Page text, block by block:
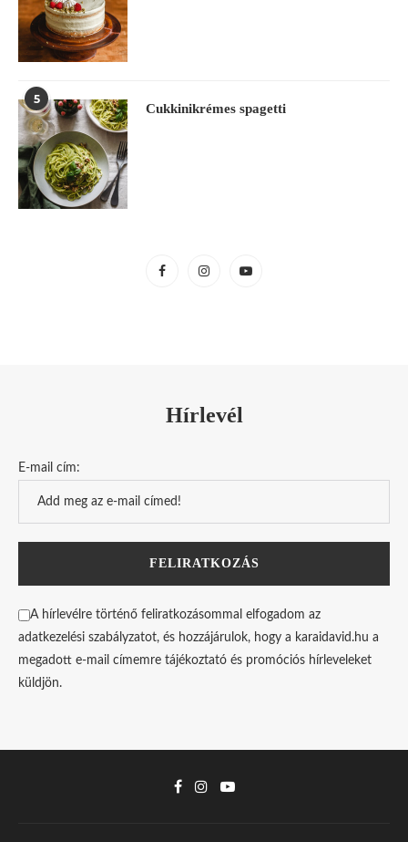
5
Cukkinikrémes spagetti
Hírlevél
E-mail cím:
A hírlevélre történő feliratkozásommal elfogadom az
adatkezelési szabályzatot, és hozzájárulok, hogy a karaidavid.hu a
megadott e-mail címemre tájékoztató és promóciós hírleveleket
küldjön.